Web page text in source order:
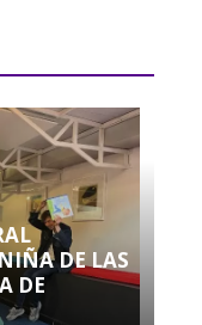
DE LAS
DE